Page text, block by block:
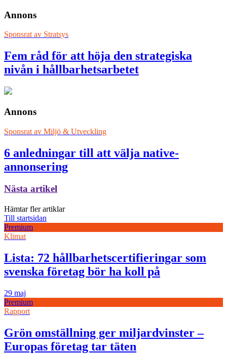
Annons
Sponsrat av Stratsys
Fem råd för att höja den strategiska
nivån i hållbarhetsarbetet
Annons
Sponsrat av Miljö & Utveckling
6 anledningar till att välja native-
annonsering
Nästa artikel
Hämtar fler artiklar
Till startsidan
Premium
Klimat
Lista: 72 hållbarhetscertifieringar som
svenska företag bör ha koll på
29 maj
Premium
Rapport
Grön omställning ger miljardvinster –
Europas företag tar täten